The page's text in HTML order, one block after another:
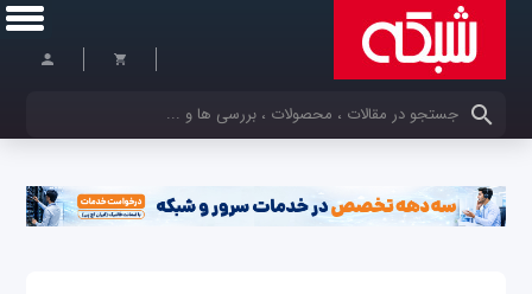
کلمات کلیدی خود را وارد کنید